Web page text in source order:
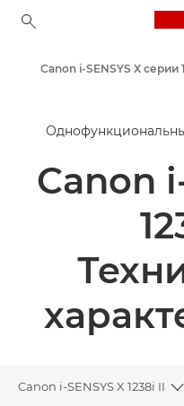
Решения и услуги
Black & White Office
Canon
Canon i-SENSYS X 1238i II